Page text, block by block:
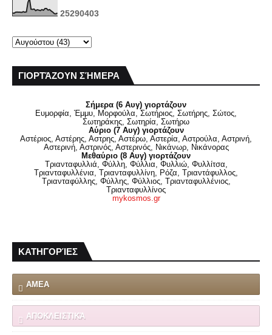
25290403
ΓΙΟΡΤΆΖΟΥΝ ΣΉΜΕΡΑ
Σήμερα (6 Αυγ) γιορτάζουν
Ευμορφία, Έμμυ, Μορφούλα, Σωτήριος, Σωτήρης, Σώτος,
Σωτηράκης, Σωτηρία, Σωτήρω
Αύριο (7 Αυγ) γιορτάζουν
Αστέριος, Αστέρης, Αστρης, Αστέρω, Αστερία, Αστρούλα, Αστρινή,
Αστερινή, Αστρινός, Αστερινός, Νικάνωρ, Νικάνορας
Μεθαύριο (8 Αυγ) γιορτάζουν
Τριανταφυλλιά, Φύλλη, Φύλλια, Φυλλιώ, Φυλλίτσα,
Τριανταφυλλένια, Τριανταφυλλίνη, Ρόζα, Τριαντάφυλλος,
Τριανταφύλλης, Φύλλης, Φύλλιος, Τριανταφυλλένιος,
Τριανταφυλλίνος
mykosmos.gr
ΚΑΤΗΓΟΡΊΕΣ
ΑΜΕΑ
ΑΠΟΚΛΕΙΣΤΙΚΆ